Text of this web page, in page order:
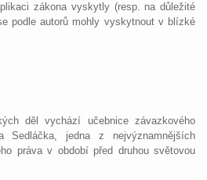
zákona vyskytly (resp. na důležité
podle autorů mohly vyskytnout v blízké
děl vychází učebnice závazkového
Sedláčka, jedna z nejvýznamnějších
práva v období před druhou světovou